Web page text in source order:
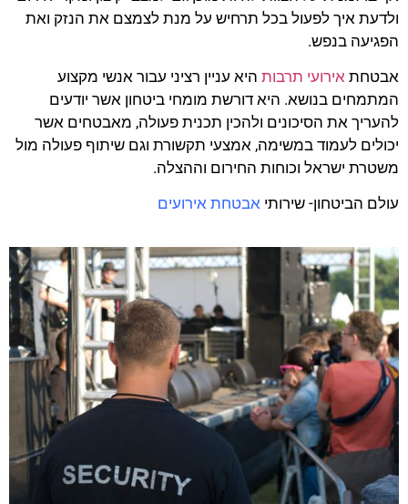
ולדעת איך לפעול בכל תרחיש על מנת לצמצם את הנזק ואת
הפגיעה בנפש.
אבטחת אירועי תרבות היא עניין רציני עבור אנשי מקצוע
המתמחים בנושא. היא דורשת מומחי ביטחון אשר יודעים
להעריך את הסיכונים ולהכין תכנית פעולה, מאבטחים אשר
יכולים לעמוד במשימה, אמצעי תקשורת וגם שיתוף פעולה מול
משטרת ישראל וכוחות החירום וההצלה.
עולם הביטחון- שירותי אבטחת אירועים